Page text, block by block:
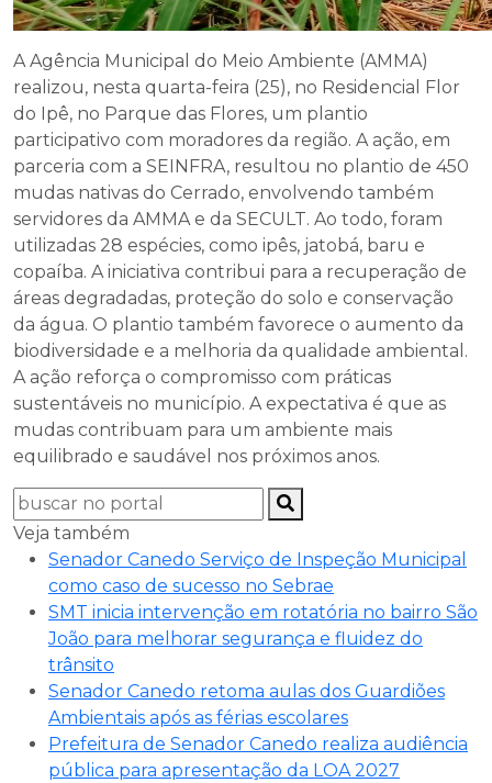
A Agência Municipal do Meio Ambiente (AMMA)
realizou, nesta quarta-feira (25), no Residencial Flor
do Ipê, no Parque das Flores, um plantio
participativo com moradores da região. A ação, em
parceria com a SEINFRA, resultou no plantio de 450
mudas nativas do Cerrado, envolvendo também
servidores da AMMA e da SECULT. Ao todo, foram
utilizadas 28 espécies, como ipês, jatobá, baru e
copaíba. A iniciativa contribui para a recuperação de
áreas degradadas, proteção do solo e conservação
da água. O plantio também favorece o aumento da
biodiversidade e a melhoria da qualidade ambiental.
A ação reforça o compromisso com práticas
sustentáveis no município. A expectativa é que as
mudas contribuam para um ambiente mais
equilibrado e saudável nos próximos anos.
Veja também
Senador Canedo Serviço de Inspeção Municipal
como caso de sucesso no Sebrae
SMT inicia intervenção em rotatória no bairro São
João para melhorar segurança e fluidez do
trânsito
Senador Canedo retoma aulas dos Guardiões
Ambientais após as férias escolares
Prefeitura de Senador Canedo realiza audiência
pública para apresentação da LOA 2027